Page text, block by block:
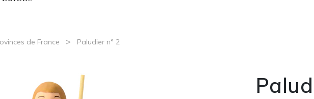
de France > Paludier n° 2